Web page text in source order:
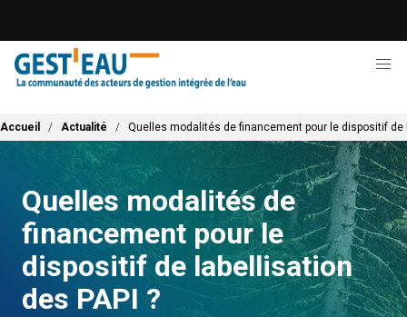
contenu
principal
Fil d'Ariane
Accueil Actualité Quelles modalités de financement pour le dispositif de
Quelles modalités de
financement pour le
dispositif de labellisation
des PAPI ?